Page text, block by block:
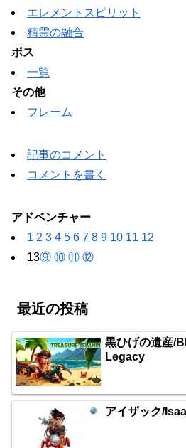
エレメントスピリット
精霊の融合
ボス
一覧
その他
フレーム
記事のコメント
コメントを書く
アドベンチャー
1 2 3 4 5 6 7 8 9 10 11 12
13⑨ ⑩ ⑪ ⑫
最近の投稿
黒ひげの遺産/
Legacy
アイザック/